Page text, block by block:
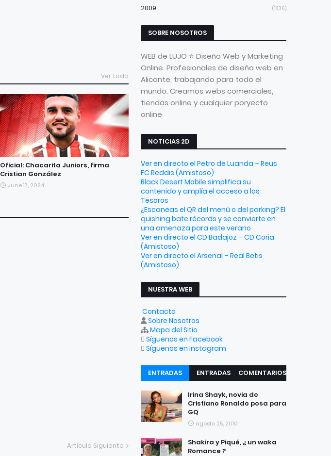
Ver todo
Oficial: Chacarita Juniors, firma
Cristian González
June 17, 2024
Artículo Siguiente
2009 (1836)
SOBRE NOSOTROS
WEB de LUJO ⭐ Diseño Web y Marketing
Online. Profesionales de diseño web en
Alicante, trabajando para todo el
mundo. Creamos webs comerciales,
tiendas online y cualquier poryecto
online
NOTICIAS 2D
Ver en directo el Petro de Luanda – Reus
FC Reddis (Amistoso)
Black Desert Mobile simplifica su
contenido y amplía el acceso a los
Tesoros
¿Escaneas el QR del menú o del parking? El
quishing bate récords y se convierte en
una amenaza para este verano
Ver en directo el CD Badajoz – CD Coria
(Amistoso)
Ver en directo el Arsenal – Real Betis
(Amistoso)
NUESTRA WEB
Contacto
Sobre Nosotros
Mapa del Sitio
Síguenos en Facebook
Síguenos en Instagram
ENTRADAS
RECIENTES
ENTRADAS
COMENTARIOS
Irina Shayk, novia de
Cristiano Ronaldo posa para
GQ
agosto 25, 2010
Shakira y Piqué, ¿ un waka
Romance ?